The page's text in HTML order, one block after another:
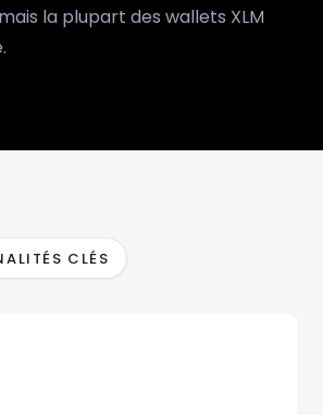
la plupart des wallets XLM
CLÉS